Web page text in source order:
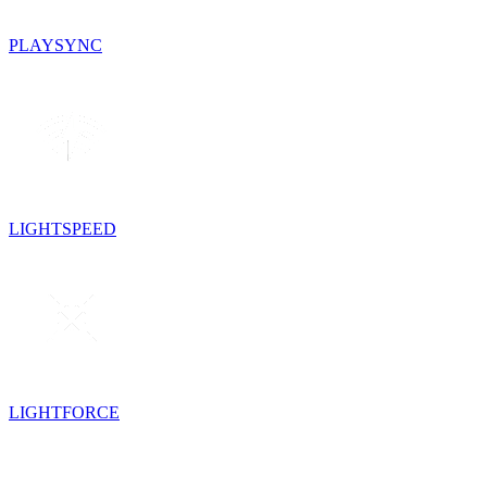
PLAYSYNC
LIGHTSPEED
LIGHTFORCE